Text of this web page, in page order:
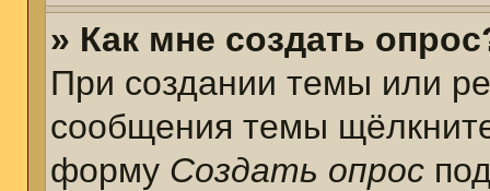
» Как мне создать
При создании темы или
сообщения темы
форму Создать опрос